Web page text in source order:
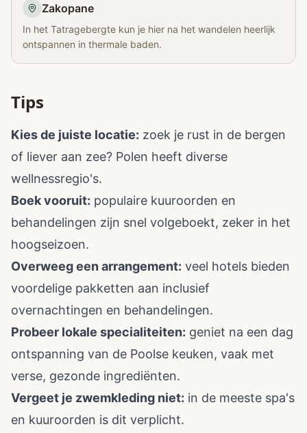
Zakopane
In het Tatragebergte kun je hier na het wandelen heerlijk
ontspannen in thermale baden.
Tips
Kies de juiste locatie: zoek je rust in de bergen
of liever aan zee? Polen heeft diverse
wellnessregio's.
Boek vooruit: populaire kuuroorden en
behandelingen zijn snel volgeboekt, zeker in het
hoogseizoen.
Overweeg een arrangement: veel hotels bieden
voordelige pakketten aan inclusief
overnachtingen en behandelingen.
Probeer lokale specialiteiten: geniet na een dag
ontspanning van de Poolse keuken, vaak met
verse, gezonde ingrediënten.
Vergeet je zwemkleding niet: in de meeste spa's
en kuuroorden is dit verplicht.